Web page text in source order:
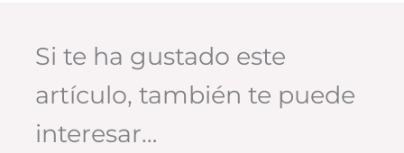
Si te ha gustado este
artículo, también te puede
interesar…